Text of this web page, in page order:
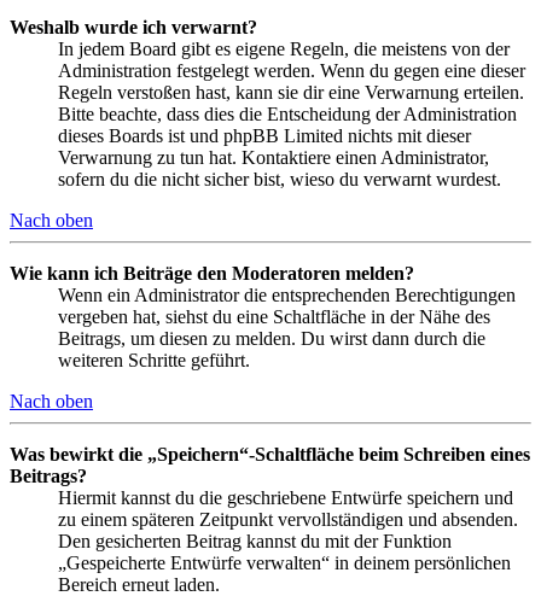
Weshalb wurde ich verwarnt?
In jedem Board gibt es eigene Regeln, die meistens von der
Administration festgelegt werden. Wenn du gegen eine dieser
Regeln verstoßen hast, kann sie dir eine Verwarnung erteilen.
Bitte beachte, dass dies die Entscheidung der Administration
dieses Boards ist und phpBB Limited nichts mit dieser
Verwarnung zu tun hat. Kontaktiere einen Administrator,
sofern du die nicht sicher bist, wieso du verwarnt wurdest.
Nach oben
Wie kann ich Beiträge den Moderatoren melden?
Wenn ein Administrator die entsprechenden Berechtigungen
vergeben hat, siehst du eine Schaltfläche in der Nähe des
Beitrags, um diesen zu melden. Du wirst dann durch die
weiteren Schritte geführt.
Nach oben
Was bewirkt die „Speichern“-Schaltfläche beim Schreiben eines
Beitrags?
Hiermit kannst du die geschriebene Entwürfe speichern und
zu einem späteren Zeitpunkt vervollständigen und absenden.
Den gesicherten Beitrag kannst du mit der Funktion
„Gespeicherte Entwürfe verwalten“ in deinem persönlichen
Bereich erneut laden.